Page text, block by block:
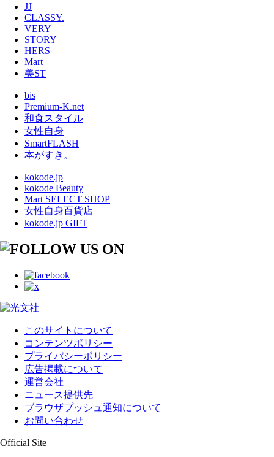
JJ
CLASSY.
VERY
STORY
HERS
Mart
美ST
bis
Premium-K.net
和食スタイル
女性自身
SmartFLASH
本がすき。
kokode.jp
kokode Beauty
Mart SELECT SHOP
女性自身百貨店
kokode.jp GIFT
このサイトについて
コンテンツポリシー
プライバシーポリシー
広告掲載について
運営会社
ニュース提供先
ブラウザプッシュ通知について
お問い合わせ
Official Site